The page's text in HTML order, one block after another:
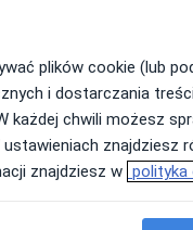
Sob,
8 Sie
Ndz,
9 Sie
nie jest dostępne
plików cookie (lub
i dostarczania
każdej chwili możesz
znajdziesz
znajdziesz w polityka